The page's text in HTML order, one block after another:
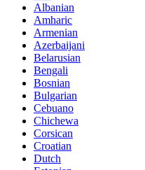
Albanian
Amharic
Armenian
Azerbaijani
Belarusian
Bengali
Bosnian
Bulgarian
Cebuano
Chichewa
Corsican
Croatian
Dutch